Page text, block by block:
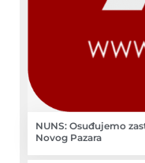
NUNS: Osuđujemo
Novog Pazara